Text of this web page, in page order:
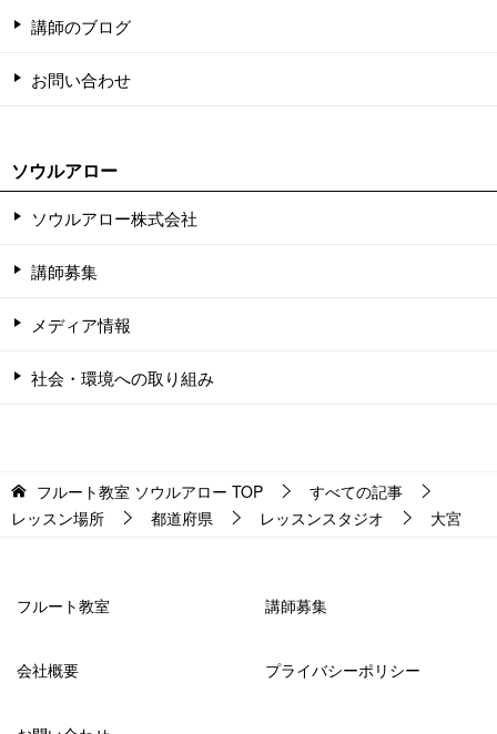
講師のブログ
お問い合わせ
ソウルアロー
ソウルアロー株式会社
講師募集
メディア情報
社会・環境への取り組み
フルート教室 ソウルアロー TOP
すべての記事
レッスン場所
都道府県 レッスンスタジオ 大宮
フルート教室 講師募集
会社概要 プライバシーポリシー